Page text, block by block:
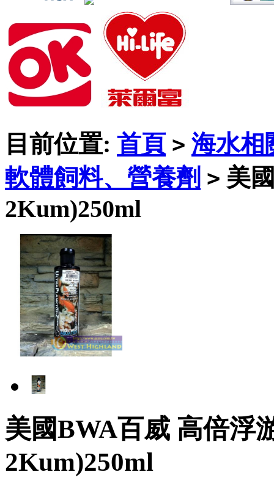
目前位置: 首頁 > 海水相
軟體飼料、營養劑 > 美
2Kum)250ml
美國BWA百威 高倍浮
2Kum)250ml